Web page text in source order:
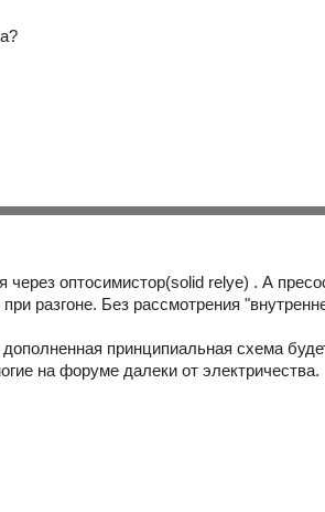
оптосимистор(solid relye) . А
разгоне. Без рассмотрения
принципиальная схема
на форуме далеки от электричества.